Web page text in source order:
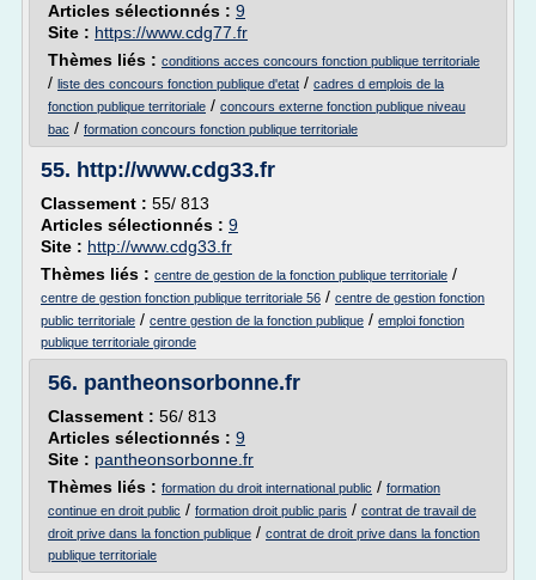
Articles sélectionnés : 9
Site : https://www.cdg77.fr
Thèmes liés : conditions acces concours fonction publique territoriale
/ liste des concours fonction publique d'etat / cadres d emplois de la
fonction publique territoriale / concours externe fonction publique niveau
bac / formation concours fonction publique territoriale
55. http://www.cdg33.fr
Classement : 55/ 813
Articles sélectionnés : 9
Site : http://www.cdg33.fr
Thèmes liés : centre de gestion de la fonction publique territoriale /
centre de gestion fonction publique territoriale 56 / centre de gestion fonction
public territoriale / centre gestion de la fonction publique / emploi fonction
publique territoriale gironde
56. pantheonsorbonne.fr
Classement : 56/ 813
Articles sélectionnés : 9
Site : pantheonsorbonne.fr
Thèmes liés : formation du droit international public / formation
continue en droit public / formation droit public paris / contrat de travail de
droit prive dans la fonction publique / contrat de droit prive dans la fonction
publique territoriale